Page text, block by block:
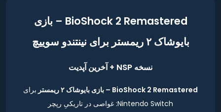
BioShock 2 Remastered – بازی
بایوشاک ۲ ریمستر برای نینتندو سوییچ
نسخه NSP + آخرین آپدیت
BioShock 2 Remastered – بازی بایوشاک ۲ ریمستر
برای
Nintendo Switch: غواصی در تاریکیِ رپچر